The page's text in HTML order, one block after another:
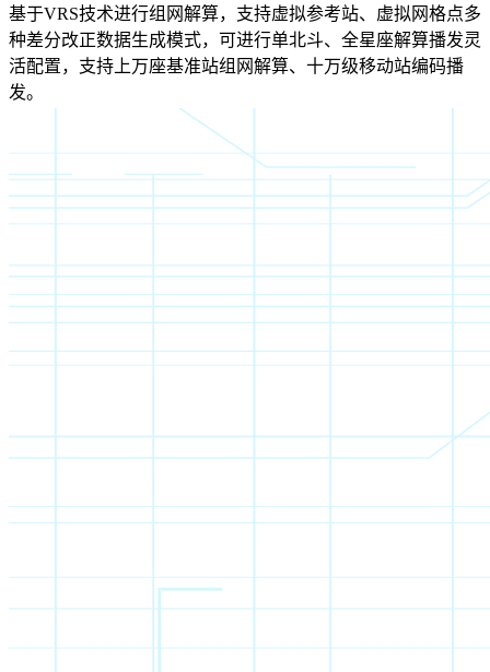
基于VRS技术进行组网解算，支持虚拟参考站、虚拟网格点多
种差分改正数据生成模式，可进行单北斗、全星座解算播发灵
活配置，支持上万座基准站组网解算、十万级移动站编码播
发。